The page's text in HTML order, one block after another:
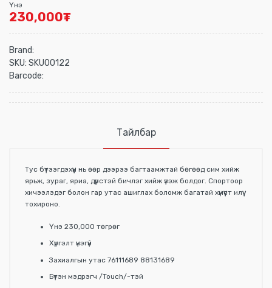
Үнэ
230,000₮
Brand:
SKU: SKU00122
Barcode:
Тайлбар
Тус бүтээгдэхүүн нь өөр дээрээ багтаамжтай бөгөөд сим хийж
ярьж, зураг, яриа, дүрстэй бичлэг хийж үзэж болдог. Спортоор
хичээлэдэг болон гар утас ашиглах боломж багатай хүмүүст илүү
тохироно.
Үнэ 230,000 төгрөг
Хүргэлт үнэгүй
Захиалгын утас 76111689 88131689
Бүтэн мэдрэгч /Touch/-тэй